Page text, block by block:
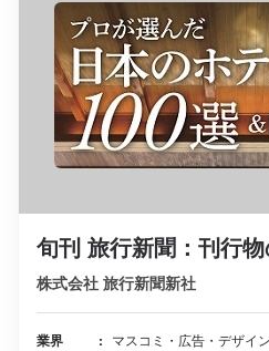
旬刊 旅行新聞：刊行
株式会社 旅行新聞新社
業界 マスコミ・広告・デザイン